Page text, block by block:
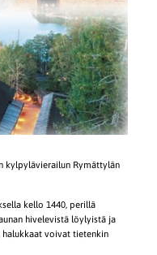
kylpylävierailun Rymättylän
kello 1440, perillä
hivelevistä löylyistä ja
voivat tietenkin